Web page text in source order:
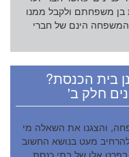
משפחתם ולקבל ממנו
הינם של חברי
בית הכנסת?
חלק ב'
והצגנו את השאלה מי
מעט בנושא החשוב
בפרט אלו של בתי כנסת,